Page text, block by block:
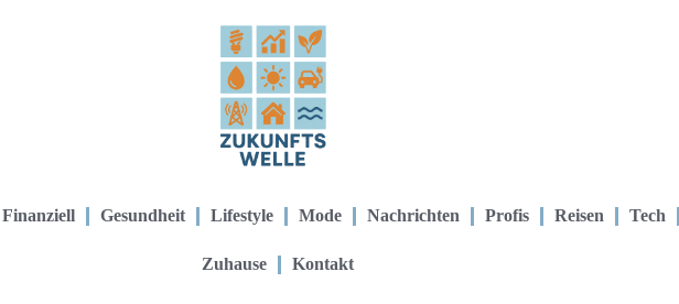
Finanziell Gesundheit Lifestyle Mode Nachrichten Profis Reisen Tech
Zuhause Kontakt